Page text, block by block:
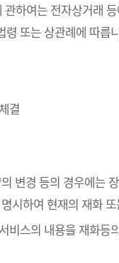
하여는 전자상거래
령 또는 상관례에 따릅
결
변경 등의 경우에는
시하여 현재의 재화
스의 내용을 재화